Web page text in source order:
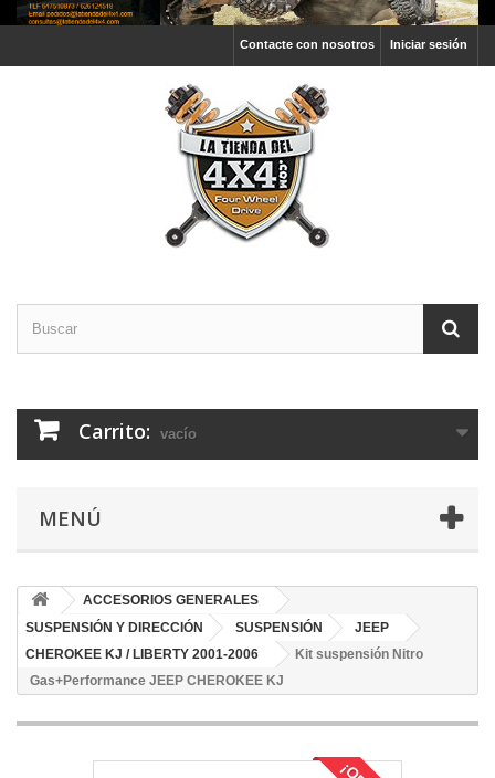
Iniciar sesión
Contacte con nosotros
Carrito: vacío
MENÚ
ACCESORIOS GENERALES
SUSPENSIÓN Y DIRECCIÓN
SUSPENSIÓN
JEEP
CHEROKEE KJ / LIBERTY 2001-2006
Kit suspensión Nitro
Gas+Performance JEEP CHEROKEE KJ